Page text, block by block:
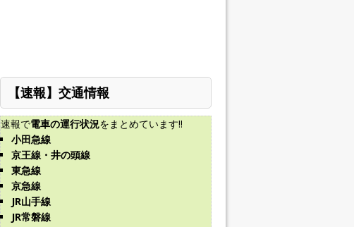
【速報】交通情報
速報で電車の運行状況をまとめています!!
小田急線
京王線・井の頭線
東急線
京急線
JR山手線
JR常磐線